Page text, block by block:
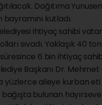
Dağıtıma
kutladı.
ihtiyaç sahibi
sıvadı. Yaklaşık 40
6 bin ihtiyaç
Başkanı Dr.
yüzlerce aileye kurban
bulunan